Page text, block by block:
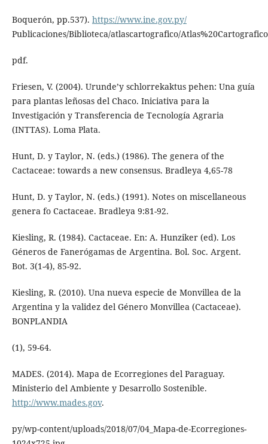
Boquerón, pp.537). https://www.ine.gov.py/
Publicaciones/Biblioteca/atlascartografico/
pdf.
Friesen, V. (2004). Urunde’y schlorrekaktus pehen: Una guía
para plantas leñosas del Chaco. Iniciativa para la
Investigación y Transferencia de Tecnología Agraria
(INTTAS). Loma Plata.
Hunt, D. y Taylor, N. (eds.) (1986). The genera of the
Cactaceae: towards a new consensus. Bradleya 4,65-78
Hunt, D. y Taylor, N. (eds.) (1991). Notes on miscellaneous
genera fo Cactaceae. Bradleya 9:81-92.
Kiesling, R. (1984). Cactaceae. En: A. Hunziker (ed). Los
Géneros de Fanerógamas de Argentina. Bol. Soc. Argent.
Bot. 3(1-4), 85-92.
Kiesling, R. (2010). Una nueva especie de Monvillea de la
Argentina y la validez del Género Monvillea (Cactaceae).
BONPLANDIA
(1), 59-64.
MADES. (2014). Mapa de Ecorregiones del Paraguay.
Ministerio del Ambiente y Desarrollo Sostenible.
http://www.mades.gov.
py/wp-content/uploads/2018/07/04_Mapa-de-Ecorregiones-